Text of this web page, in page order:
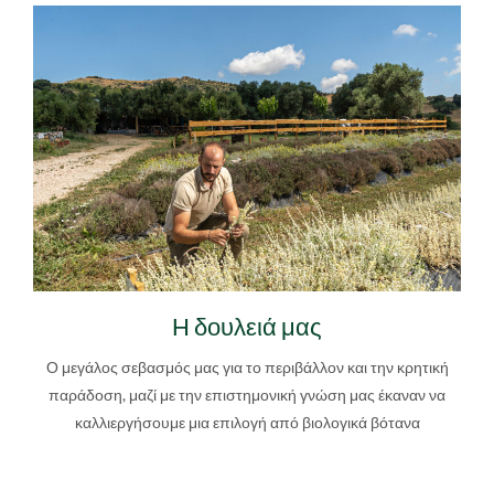
Η δουλειά μας
Ο μεγάλος σεβασμός μας για το περιβάλλον και την κρητική
παράδοση, μαζί με την επιστημονική γνώση μας έκαναν να
καλλιεργήσουμε μια επιλογή από βιολογικά βότανα